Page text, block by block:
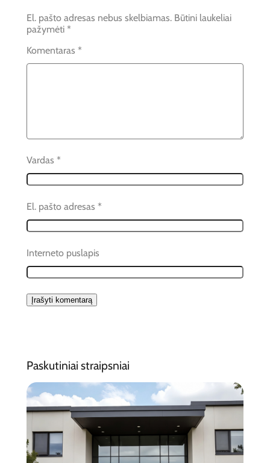
El. pašto adresas nebus skelbiamas. Būtini laukeliai
pažymėti *
Komentaras *
Vardas *
El. pašto adresas *
Interneto puslapis
Paskutiniai straipsniai